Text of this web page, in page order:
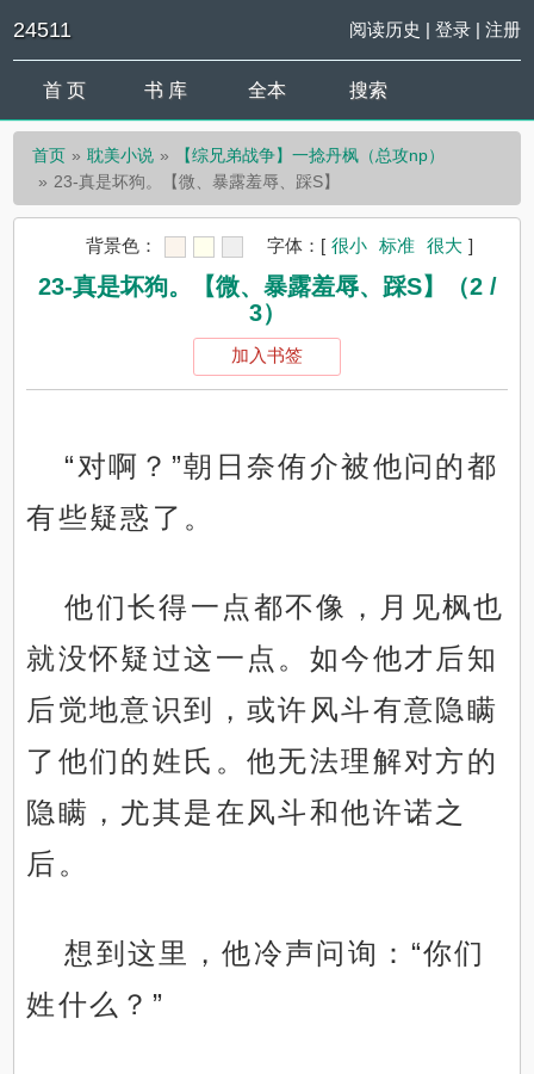
24511 阅读历史 | 登录| 注册
首 页 书 库 全本 搜索
首页 耽美小说
【综兄弟战争】一捻丹枫（总攻np）
23-真是坏狗。【微、暴露羞辱、踩S】
背景色： 字体： [ 很小 标准 很大 ]
23-真是坏狗。【微、暴露羞辱、踩S】（2 /
3）
加入书签
“对啊？”朝日奈侑介被他问的都
有些疑惑了。
他们长得一点都不像，月见枫也
就没怀疑过这一点。如今他才后知
后觉地意识到，或许风斗有意隐瞒
了他们的姓氏。他无法理解对方的
隐瞒，尤其是在风斗和他许诺之
后。
想到这里，他冷声问询：“你们
姓什么？”